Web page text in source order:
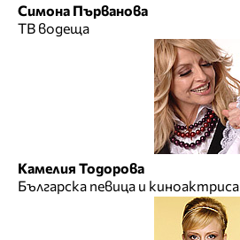
Симона Първанова
ТВ водеща
Камелия Тодорова
Българска певица и киноактриса